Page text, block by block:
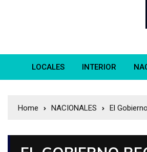
LOCALES INTERIOR
Home NACIONALES El